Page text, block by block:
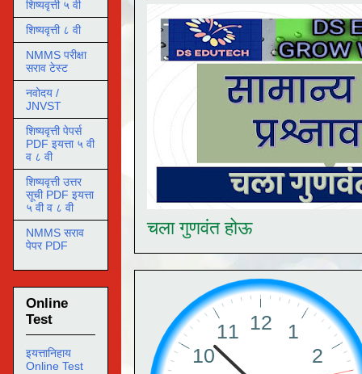
चला गुणवंत होऊ
शिष्यवृत्ती ५ वी
शिष्यवृत्ती ८ वी
NMMS परीक्षा
सराव टेस्ट
नवोदय /
JNVST
शिष्यवृत्ती पेपर्स
PDF इयत्ता ५ वी
व ८ वी
शिष्यवृत्ती उत्तर
सूची PDF इयत्ता
५ वी व ८ वी
NMMS सराव
पेपर PDF
Online
Test
इयत्तानिहाय
Online Test